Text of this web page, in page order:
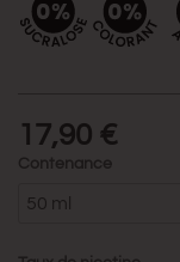
17,90 €
Contenance